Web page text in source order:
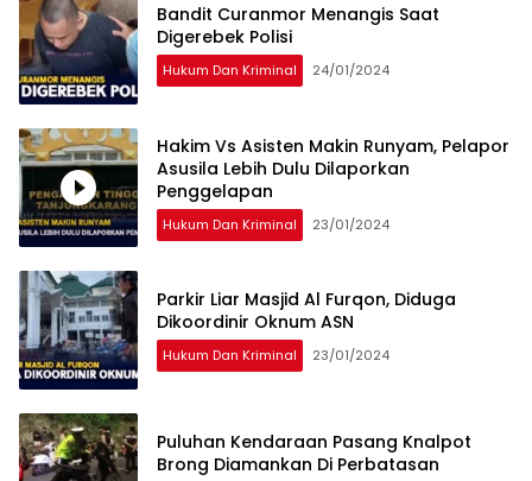
Bandit Curanmor Menangis Saat
Digerebek Polisi
Hukum Dan Kriminal 24/01/2024
Hakim Vs Asisten Makin Runyam, Pelapor
Asusila Lebih Dulu Dilaporkan
Penggelapan
Hukum Dan Kriminal 23/01/2024
Parkir Liar Masjid Al Furqon, Diduga
Dikoordinir Oknum ASN
Hukum Dan Kriminal 23/01/2024
Puluhan Kendaraan Pasang Knalpot
Brong Diamankan Di Perbatasan